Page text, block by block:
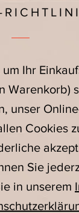
Ihr
Warenkorb)
unser
Cookies
Sie
in unserem